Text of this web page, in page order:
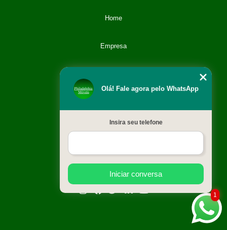
Home
Empresa
Catálogo
1
Olá! Fale agora pelo WhatsApp
Insira seu telefone
Iniciar conversa